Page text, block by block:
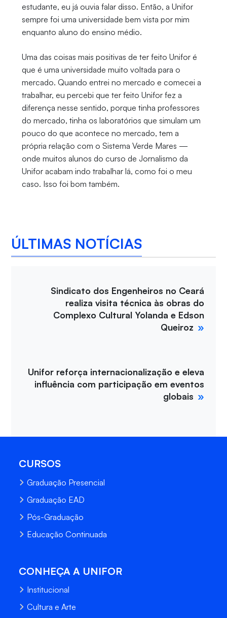
estudante, eu já ouvia falar disso. Então, a Unifor
sempre foi uma universidade bem vista por mim
enquanto aluno do ensino médio.
Uma das coisas mais positivas de ter feito Unifor é
que é uma universidade muito voltada para o
mercado. Quando entrei no mercado e comecei a
trabalhar, eu percebi que ter feito Unifor fez a
diferença nesse sentido, porque tinha professores
do mercado, tinha os laboratórios que simulam um
pouco do que acontece no mercado, tem a
própria relação com o Sistema Verde Mares —
onde muitos alunos do curso de Jornalismo da
Unifor acabam indo trabalhar lá, como foi o meu
caso. Isso foi bom também.
ÚLTIMAS NOTÍCIAS
Sindicato dos Engenheiros no Ceará
realiza visita técnica às obras do
Complexo Cultural Yolanda e Edson
Queiroz
Unifor reforça internacionalização e eleva
influência com participação em eventos
globais
CURSOS
Graduação Presencial
Graduação EAD
Pós-Graduação
Educação Continuada
CONHEÇA A UNIFOR
Institucional
Cultura e Arte